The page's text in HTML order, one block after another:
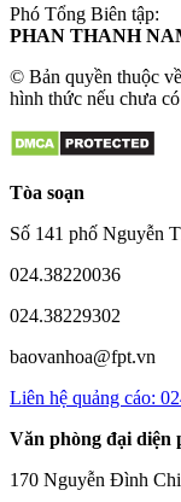
Phó Tổng Biên tập:
PHAN THANH
© Bản quyền thuộc
hình thức nếu chưa
Tòa soạn
Số 141 phố Nguyễn
024.38220036
024.38229302
baovanhoa@fpt.vn
Liên hệ quảng cáo:
Văn phòng đại diện
170 Nguyễn Đình